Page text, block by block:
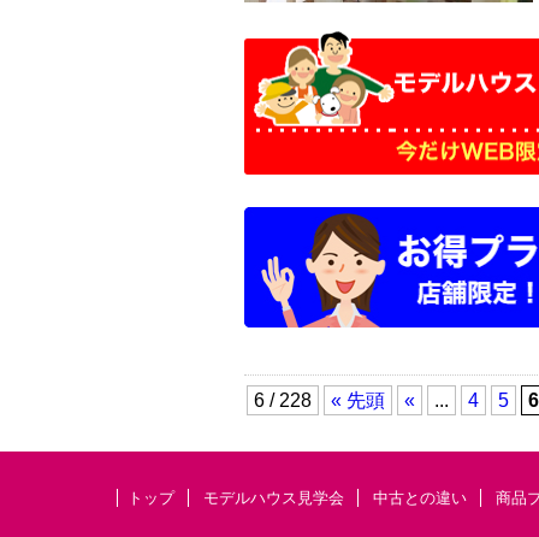
6 / 228 « 先頭 « ... 4 5 6
トップ モデルハウス見学会 中古との違い 商品